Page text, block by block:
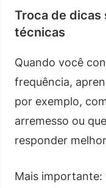
Troca de dicas
técnicas
Quando você
frequência,
por exemplo,
arremesso ou
responder
Mais importante: